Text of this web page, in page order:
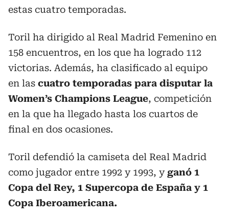
estas cuatro temporadas.
Toril ha dirigido al Real Madrid Femenino en
158 encuentros, en los que ha logrado 112
victorias. Además, ha clasificado al equipo
en las cuatro temporadas para disputar la
Women’s Champions League, competición
en la que ha llegado hasta los cuartos de
final en dos ocasiones.
Toril defendió la camiseta del Real Madrid
como jugador entre 1992 y 1993, yganó 1
Copa del Rey, 1 Supercopa de España y 1
Copa Iberoamericana.